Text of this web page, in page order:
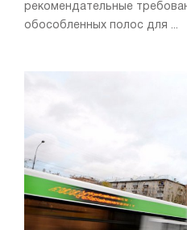
рекомендательные
обособленных полос для ...